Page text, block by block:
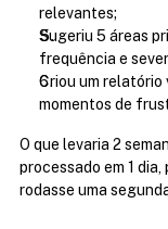
relevantes;
Sugeriu 5 áreas
frequência e
Criou um relatório
momentos de
O que levaria 2
processado em 1
rodasse uma